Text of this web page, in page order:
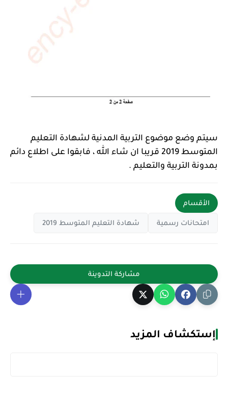
سيتم وضع موضوع التربية المدنية لشهادة التعليم
المتوسط 2019 قريبا ان شاء الله ، فابقوا على اطلاع دائم
بمدونة التربية والتعليم .
الأقسام
امتحانات رسمية شهادة التعليم المتوسط 2019
إستكشاف المزيد